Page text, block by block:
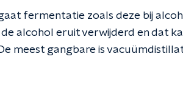
fermentatie zoals deze bij
alcohol eruit verwijderd en dat
meest gangbare is